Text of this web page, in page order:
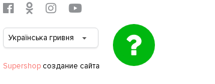
Supershopсоздание сайта